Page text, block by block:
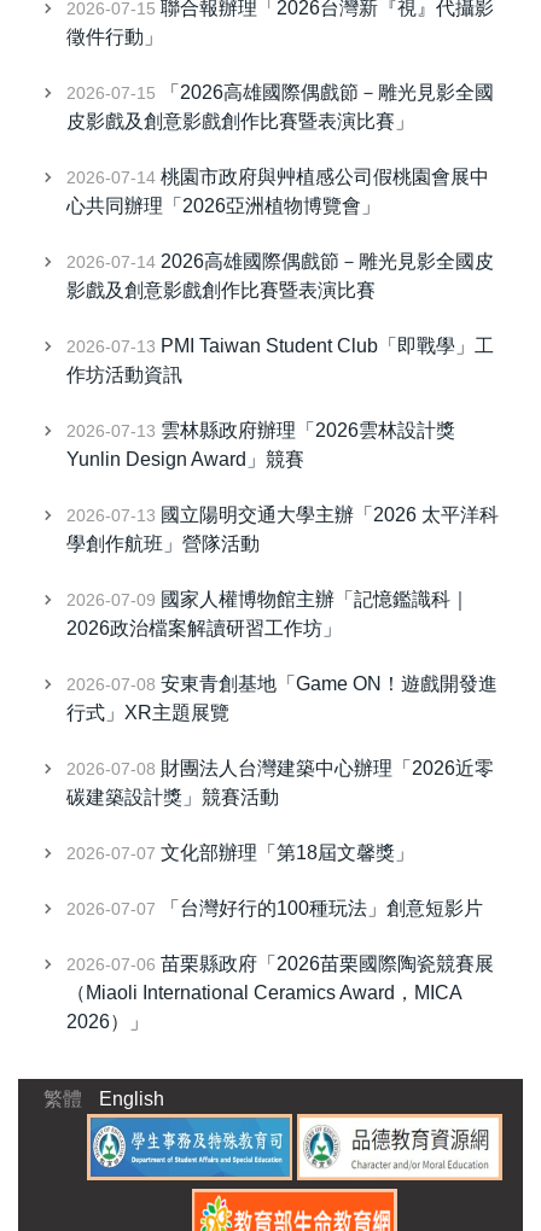
2026-07-15 聯合報辦理「2026台灣新『視』代攝影
徵件行動」
2026-07-15
「2026高雄國際偶戲節－雕光見影全國
皮影戲及創意影戲創作比賽暨表演比賽」
2026-07-14 桃園市政府與艸植感公司假桃園會展中
心共同辦理「2026亞洲植物博覽會」
2026-07-14 2026高雄國際偶戲節－雕光見影全國皮
影戲及創意影戲創作比賽暨表演比賽
2026-07-13 PMI Taiwan Student Club「即戰學」工
作坊活動資訊
2026-07-13 雲林縣政府辦理「2026雲林設計獎
Yunlin Design Award」競賽
2026-07-13 國立陽明交通大學主辦「2026 太平洋科
學創作航班」營隊活動
2026-07-09 國家人權博物館主辦「記憶鑑識科｜
2026政治檔案解讀研習工作坊」
2026-07-08 安東青創基地「Game ON！遊戲開發進
行式」XR主題展覽
2026-07-08 財團法人台灣建築中心辦理「2026近零
碳建築設計獎」競賽活動
2026-07-07 文化部辦理「第18屆文馨獎」
2026-07-07 「台灣好行的100種玩法」創意短影片
2026-07-06 苗栗縣政府「2026苗栗國際陶瓷競賽展
（Miaoli International Ceramics Award，MICA
2026）」
繁體 English